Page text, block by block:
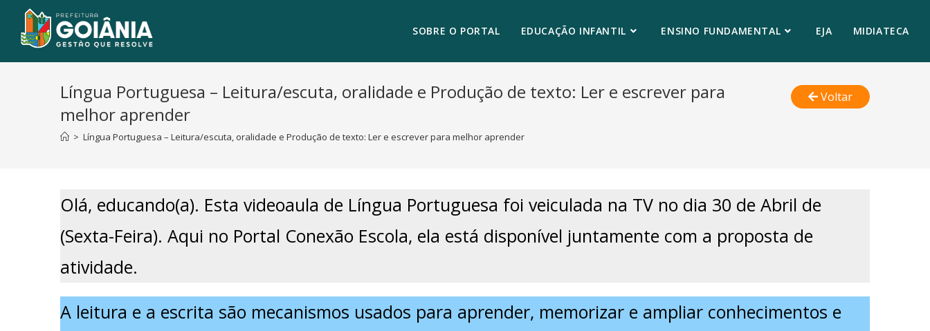
SOBRE O PORTAL EDUCAÇÃO INFANTIL ENSINO FUNDAMENTAL EJA MIDIATECA
Língua Portuguesa – Leitura/escuta, oralidade e Produção de texto: Ler e escrever para
melhor aprender
> Língua Portuguesa – Leitura/escuta, oralidade e Produção de texto: Ler e escrever para melhor aprender
Voltar
Olá, educando(a). Esta videoaula de Língua Portuguesa foi veiculada na TV no dia 30 de Abril de
(Sexta-Feira). Aqui no Portal Conexão Escola, ela está disponível juntamente com a proposta de
atividade.
A leitura e a escrita são mecanismos usados para aprender, memorizar e ampliar conhecimentos e